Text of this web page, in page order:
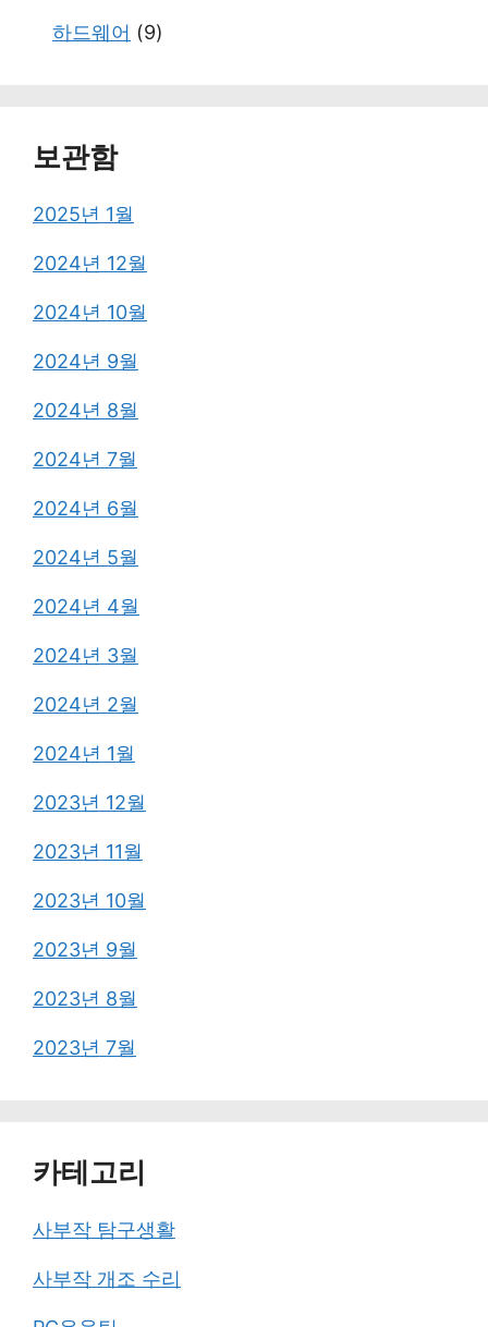
하드웨어 (9)
보관함
2025년 1월
2024년 12월
2024년 10월
2024년 9월
2024년 8월
2024년 7월
2024년 6월
2024년 5월
2024년 4월
2024년 3월
2024년 2월
2024년 1월
2023년 12월
2023년 11월
2023년 10월
2023년 9월
2023년 8월
2023년 7월
카테고리
사부작 탐구생활
사부작 개조 수리